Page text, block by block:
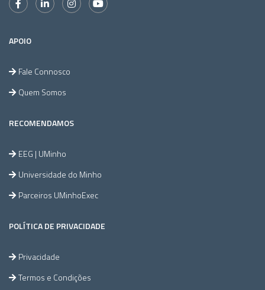
APOIO
Fale Connosco
Quem Somos
RECOMENDAMOS
EEG | UMinho
Universidade do Minho
Parceiros UMinhoExec
POLÍTICA DE PRIVACIDADE
Privacidade
Termos e Condições